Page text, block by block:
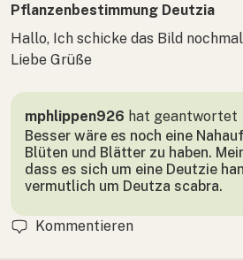
Pflanzenbestimmung Deutzia
Hallo, Ich schicke das Bild
Liebe Grüße
mphlippen926 hat geantwortet
Besser wäre es noch eine
Blüten und Blätter zu haben.
dass es sich um eine Deutzie
vermutlich um Deutza scabra.
Kommentieren